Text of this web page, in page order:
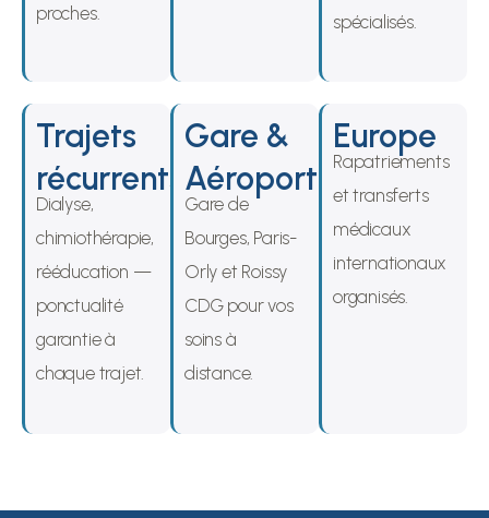
proches.
spécialisés.
Trajets
récurrents
Dialyse,
chimiothérapie,
rééducation —
ponctualité
garantie à
chaque trajet.
Gare &
Aéroport
Gare de
Bourges, Paris-
Orly et Roissy
CDG pour vos
soins à
distance.
Europe
Rapatriements
et transferts
médicaux
internationaux
organisés.